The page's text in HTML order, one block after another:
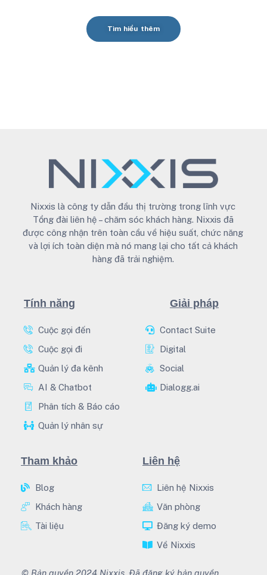
Tìm hiểu thêm
Nixxis là công ty dẫn đầu thị trường trong lĩnh vực
Tổng đài liên hệ – chăm sóc khách hàng. Nixxis đã
được công nhận trên toàn cầu về hiệu suất, chức năng
và lợi ích toàn diện mà nó mang lại cho tất cả khách
hàng đã trải nghiệm.
Tính năng
Cuộc gọi đến
Cuộc gọi đi
Quản lý đa kênh
AI & Chatbot
Phân tích & Báo cáo
Quản lý nhân sự
Giải pháp
Contact Suite
Digital
Social
Dialogg.ai
Tham khảo
Blog
Khách hàng
Tài liệu
Liên hệ
Liên hệ Nixxis
Văn phòng
Đăng ký demo
Về Nixxis
© Bản quyền 2024 Nixxis. Đã đăng ký bản quyền.